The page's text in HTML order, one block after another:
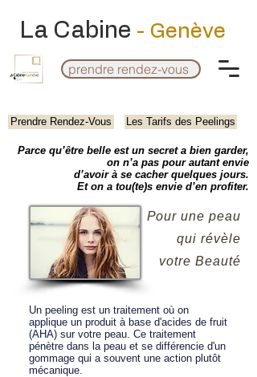
La Cabine - Genève
prendre rendez-vous
Prendre Rendez-Vous Les Tarifs des Peelings
Parce qu’être belle est un secret a bien garder,
on n’a pas pour autant envie
d’avoir à se cacher quelques jours.
Et on a tou(te)s envie d’en profiter.
Pour une peau
qui révèle
votre Beauté
Un peeling est un traitement où on
applique un produit à base d'acides de fruit
(AHA) sur votre peau. Ce traitement
pénètre dans la peau et se différencie d'un
gommage qui a souvent une action plutôt
mécanique.